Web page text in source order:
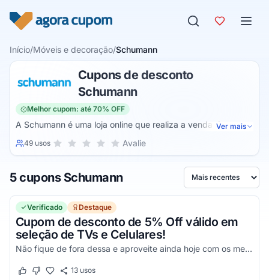
Início/Móveis e decoração/Schumann
Cupons de desconto
Schumann
Melhor cupom: até 70% OFF
A Schumann é uma loja online que realiza a venda de
produtos para o seu lar. Dessa forma, você poderá adquirir
casa e construção, celulares, climatização, decoração e
Ver mais
49 usosSua nota para Schumann, de 1 a 5 estrelas
5 estrelas
4 estrelas
3 estrelas
2 estrelas
1 estrela Avalie
5 cupons Schumann Ordenar por
Verificado Destaque
Cupom de desconto de 5% Off válido em
seleção de TVs e Celulares!
Não fique de fora dessa e aproveite ainda hoje com os melhores descontos!
Este cupom funcionou
Este cupom não funcionou
13usos